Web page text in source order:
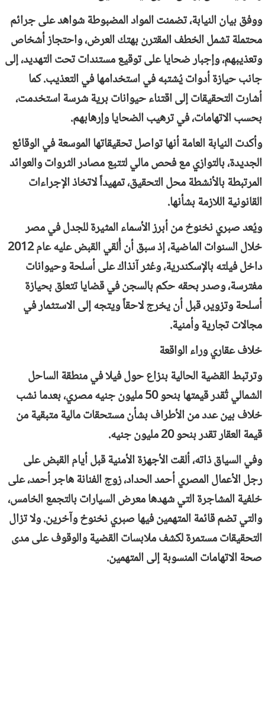
ووفق بيان النيابة، تضمنت المواد المضبوطة شواهد على جرائم
محتملة تشمل الخطف المقترن بهتك العرض، واحتجاز أشخاص
وتعذيبهم، وإجبار ضحايا على توقيع مستندات تحت التهديد، إلى
جانب حيازة أدوات يُشتبه في استخدامها في التعذيب. كما
أشارت التحقيقات إلى اقتناء حيوانات برية شرسة استخدمت،
بحسب الاتهامات، في ترهيب الضحايا وإرهابهم.
وأكدت النيابة العامة أنها تواصل تحقيقاتها الموسعة في الوقائع
الجديدة، بالتوازي مع فحص مالي لتتبع مصادر الثروات والعوائد
المرتبطة بالأنشطة محل التحقيق، تمهيداً لاتخاذ الإجراءات
القانونية اللازمة بشأنها.
ويُعد صبري نخنوخ من أبرز الأسماء المثيرة للجدل في مصر
خلال السنوات الماضية، إذ سبق أن أُلقي القبض عليه عام 2012
داخل فيلته بالإسكندرية، وعُثر آنذاك على أسلحة وحيوانات
مفترسة، وصدر بحقه حكم بالسجن في قضايا تتعلق بحيازة
أسلحة وتزوير، قبل أن يخرج لاحقاً ويتجه إلى الاستثمار في
مجالات تجارية وأمنية.
خلاف عقاري وراء الواقعة
وترتبط القضية الحالية بنزاع حول فيلا في منطقة الساحل
الشمالي تُقدر قيمتها بنحو 50 مليون جنيه مصري، بعدما نشب
خلاف بين عدد من الأطراف بشأن مستحقات مالية متبقية من
قيمة العقار تقدر بنحو 20 مليون جنيه.
وفي السياق ذاته، ألقت الأجهزة الأمنية قبل أيام القبض على
رجل الأعمال المصري أحمد الحداد، زوج الفنانة هاجر أحمد، على
خلفية المشاجرة التي شهدها معرض السيارات بالتجمع الخامس،
والتي تضم قائمة المتهمين فيها صبري نخنوخ وآخرين. ولا تزال
التحقيقات مستمرة لكشف ملابسات القضية والوقوف على مدى
صحة الاتهامات المنسوبة إلى المتهمين.